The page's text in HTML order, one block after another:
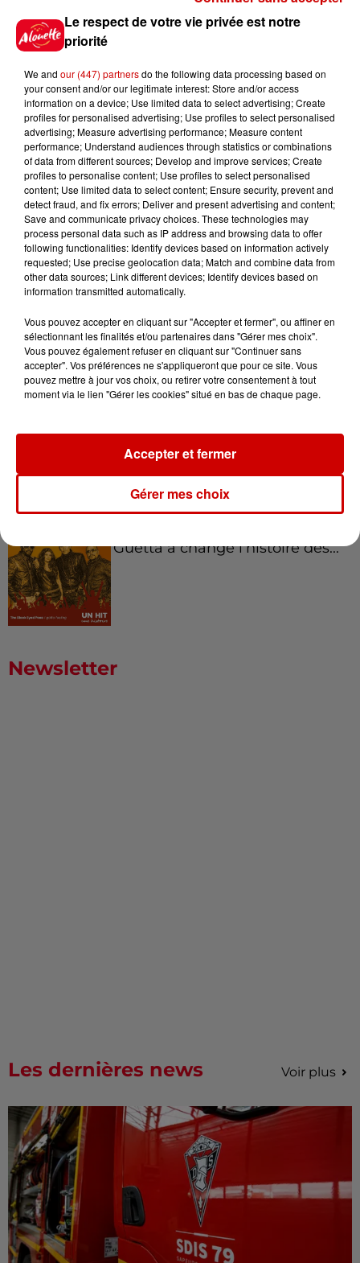
Le Duel - Gagnez votre balade
Podcasts Voir plus
Kelly Massol, figure
emblématique de
l'entrepreneuriat féminin
Aménager un school bus au
Canada et accueillir les bleus à
Boston,...
l’Amérique...
Guetta a changé l’histoire des...
Newsletter
Les dernières news Voir plus
Le respect de votre vie privée est notre
priorité
We and our (447) partnersdo the following data processing based on
your consent and/or our legitimate interest: Store and/or access
information on a device; Use limited data to select advertising; Create
profiles for personalised advertising; Use profiles to select personalised
advertising; Measure advertising performance; Measure content
performance; Understand audiences through statistics or combinations
of data from different sources; Develop and improve services; Create
profiles to personalise content; Use profiles to select personalised
content; Use limited data to select content; Ensure security, prevent and
detect fraud, and fix errors; Deliver and present advertising and content;
Save and communicate privacy choices. These technologies may
process personal data such as IP address and browsing data to offer
following functionalities: Identify devices based on information actively
requested; Use precise geolocation data; Match and combine data from
other data sources; Link different devices; Identify devices based on
information transmitted automatically.
Vous pouvez accepter en cliquant sur "Accepter et fermer", ou affiner en
sélectionnant les finalités et/ou partenaires dans "Gérer mes choix".
Vous pouvez également refuser en cliquant sur "Continuer sans
accepter". Vos préférences ne s'appliqueront que pour ce site. Vous
pouvez mettre à jour vos choix, ou retirer votre consentement à tout
moment via le lien "Gérer les cookies" situé en bas de chaque page.
Gérer mes choix
Accepter et fermer